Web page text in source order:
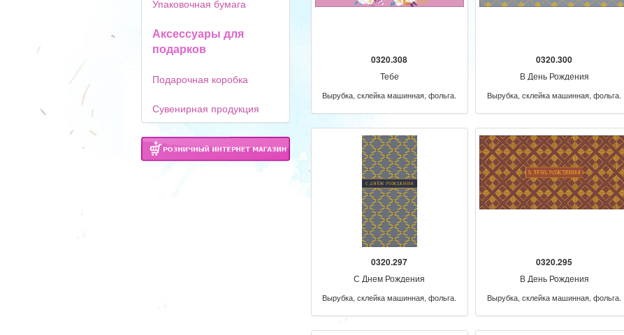
Упаковочная бумага
Аксессуары для
подарков
Подарочная коробка
Сувенирная продукция
0320.308
Тебе
Вырубка, склейка машинная, фольга.
0320.300
В День Рождения
Вырубка, склейка машинная, фольга.
0320.297
С Днем Рождения
Вырубка, склейка машинная, фольга.
0320.295
В День Рождения
Вырубка, склейка машинная, фольга.